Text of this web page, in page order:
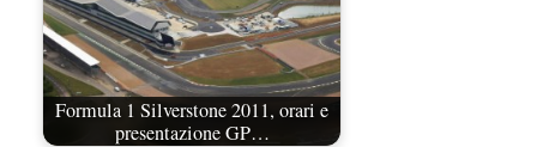
Formula 1 Silverstone 2011, orari e
presentazione GP…